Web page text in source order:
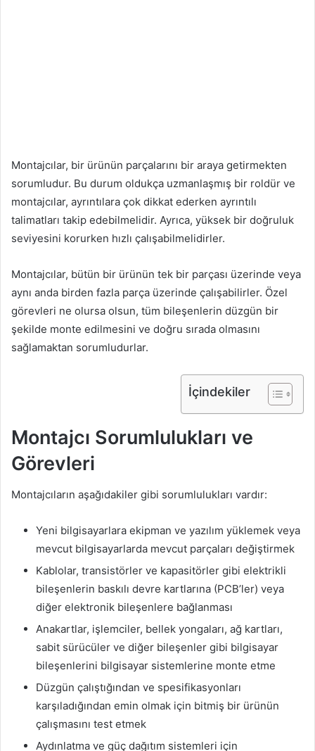
Montajcılar, bir ürünün parçalarını bir araya getirmekten
sorumludur. Bu durum oldukça uzmanlaşmış bir roldür ve
montajcılar, ayrıntılara çok dikkat ederken ayrıntılı
talimatları takip edebilmelidir. Ayrıca, yüksek bir doğruluk
seviyesini korurken hızlı çalışabilmelidirler.
Montajcılar, bütün bir ürünün tek bir parçası üzerinde veya
aynı anda birden fazla parça üzerinde çalışabilirler. Özel
görevleri ne olursa olsun, tüm bileşenlerin düzgün bir
şekilde monte edilmesini ve doğru sırada olmasını
sağlamaktan sorumludurlar.
İçindekiler
Montajcı Sorumlulukları ve
Görevleri
Montajcıların aşağıdakiler gibi sorumlulukları vardır:
Yeni bilgisayarlara ekipman ve yazılım yüklemek veya
mevcut bilgisayarlarda mevcut parçaları değiştirmek
Kablolar, transistörler ve kapasitörler gibi elektrikli
bileşenlerin baskılı devre kartlarına (PCB’ler) veya
diğer elektronik bileşenlere bağlanması
Anakartlar, işlemciler, bellek yongaları, ağ kartları,
sabit sürücüler ve diğer bileşenler gibi bilgisayar
bileşenlerini bilgisayar sistemlerine monte etme
Düzgün çalıştığından ve spesifikasyonları
karşıladığından emin olmak için bitmiş bir ürünün
çalışmasını test etmek
Aydınlatma ve güç dağıtım sistemleri için